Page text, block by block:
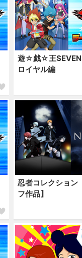
遊☆戯☆王
ロイヤル編
忍者コレクション
フ作品】